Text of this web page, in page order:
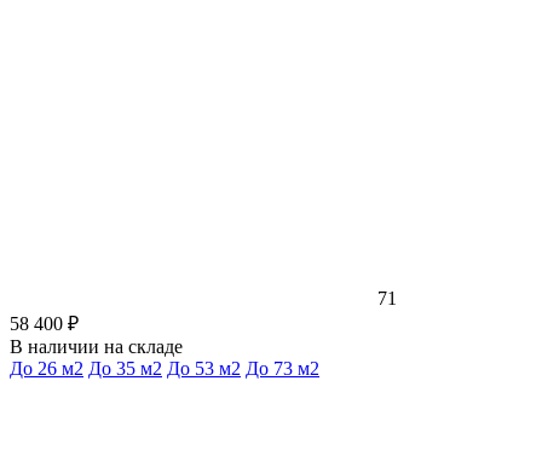
71
58 400 ₽
В наличии на складе
До 26 м2 До 35 м2 До 53 м2 До 73 м2